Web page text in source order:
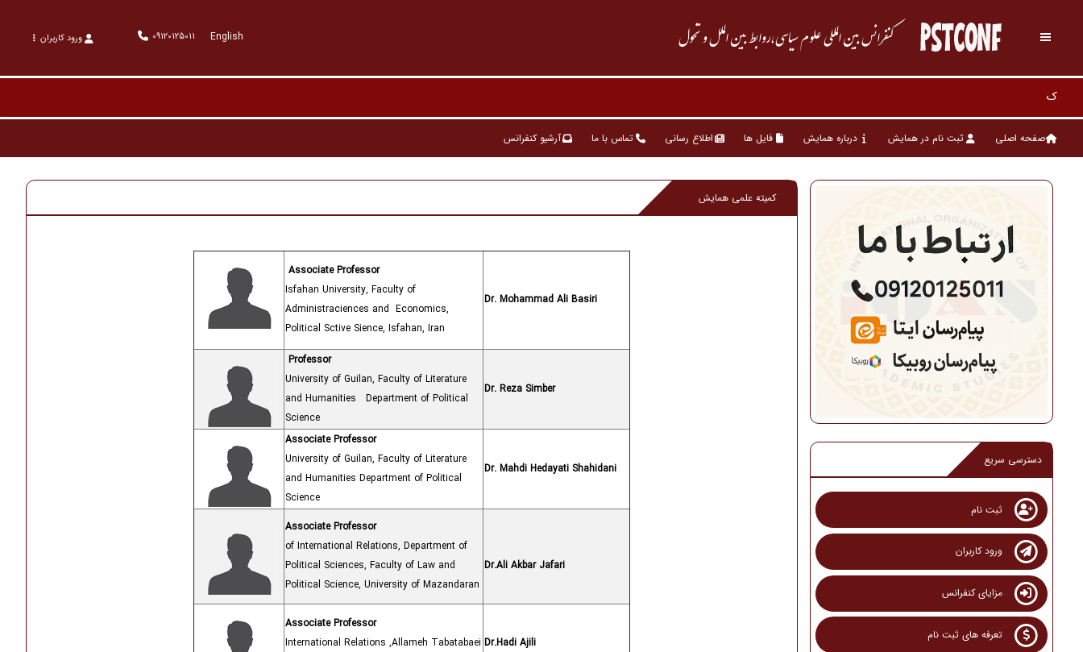
کنفرانس بین المللی علوم سیاسی،روابط بین الملل و تحول English
09120125011 ورود کاربران
صفحه اصلی ثبت نام در همایش درباره همایش فایل ها اطلاع رسانی تماس با ما آرشیو کنفرانس
دسترسی سریع
ثبت نام
ورود کاربران
مزایای کنفرانس
تعرفه های ثبت نام
کمیته علمی همایش
Dr. Mohammad Ali Basiri
Associate Professor
Isfahan University, Faculty of
Administraciences and Economics,
Political Sctive Sience, Isfahan, Iran
Dr. Reza Simber
Professor
University of Guilan, Faculty of Literature
and Humanities Department of Political
Science
Dr. Mahdi Hedayati Shahidani
Associate Professor
University of Guilan, Faculty of Literature
and Humanities Department of Political
Science
Dr.Ali Akbar Jafari
Associate Professor
of International Relations, Department of
Political Sciences, Faculty of Law and
Political Science, University of Mazandaran
Dr.Hadi Ajili
Associate Professor
International Relations ,Allameh Tabatabaei